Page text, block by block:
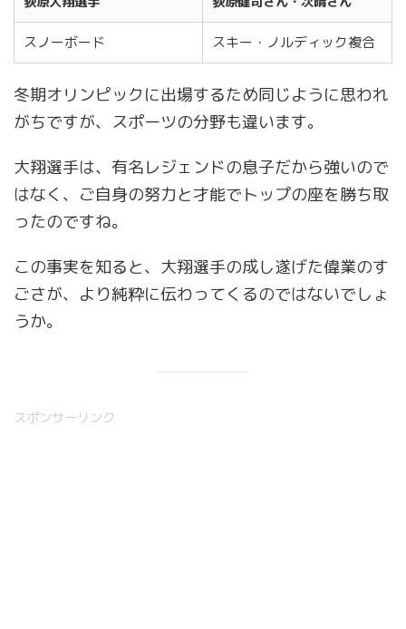
スノーボード スキー・ノルディック複合
冬期オリンピックに出場するため同じように思われ
がちですが、スポーツの分野も違います。
大翔選手は、有名レジェンドの息子だから強いので
はなく、ご自身の努力と才能でトップの座を勝ち取
ったのですね。
この事実を知ると、大翔選手の成し遂げた偉業のす
ごさが、より純粋に伝わってくるのではないでしょ
うか。
スポンサーリンク